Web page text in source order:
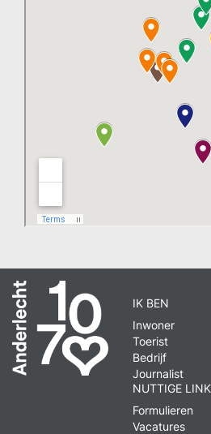
IK BEN
Inwoner
Toerist
Bedrijf
Journalist
NUTTIGE
Formulieren
Vacatures